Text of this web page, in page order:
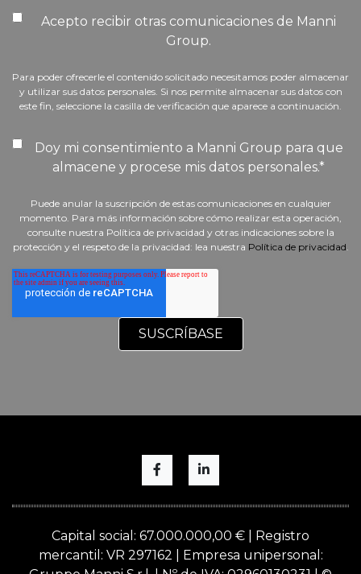
Acepto recibir otras comunicaciones de Manni
Group.
Para poder ofrecerle el contenido solicitado necesitamos poder almacenar
y utilizar sus datos personales. Si nos permite almacenar sus datos con
este fin, seleccione la casilla de verificación que aparece a continuación.
Doy mi consentimiento a Manni Group para que
almacene y procese mis datos personales.*
Puede anular la suscripción de estas comunicaciones en cualquier
momento. Para más información sobre cómo realizar esta operación,
consulte nuestra Política de privacidad y otras indicaciones sobre la
protección y el respeto de la privacidad: lea nuestra Política de privacidad.
Capital social: 67.000.000,00 € | Registro
mercantil: VR 297162 | Empresa unipersonal: